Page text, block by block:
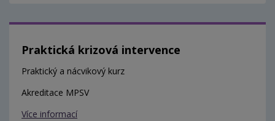
Praktická krizová intervence
Praktický a nácvikový kurz
Akreditace MPSV
Více informací